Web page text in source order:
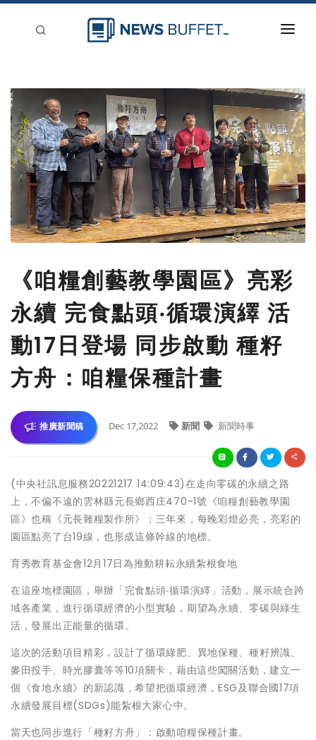
新聞稿分類
登入
刊登
《咱糧創藝教學園區》亮彩
永續 完食點頭‧循環演繹 活
動17日登場 同步啟動 種籽
方舟：咱糧保種計畫
推廣新聞稿 Dec 17,2022 新聞 新聞時事
(中央社訊息服務20221217 14:09:43)在走向零碳的永續之路
上，不偏不遠的雲林縣元長鄉西庄470-1號《咱糧創藝教學園
區》也稱《元長雜糧製作所》；三年來，每晚彩燈必亮，亮彩的
園區點亮了台19線，也形成這條幹線的地標。
育秀教育基金會12月17日為推動耕耘永續紮根食地
在這座地標園區，舉辦「完食點頭‧循環演繹」活動，展示統合跨
域各產業，進行循環經濟的小型實驗，期望為永續、零碳與綠生
活，發展出正能量的循環。
這次的活動項目精彩，設計了循環綠肥、異地保種、種籽辨識、
麥田投手、時光膠囊等等10項關卡，藉由這些闖關活動，建立一
個《食地永續》的新認識，希望把循環經濟，ESG及聯合國17項
永續發展目標(SDGs)能紮根大家心中。
當天也同步進行「種籽方舟」：啟動咱糧保種計畫。